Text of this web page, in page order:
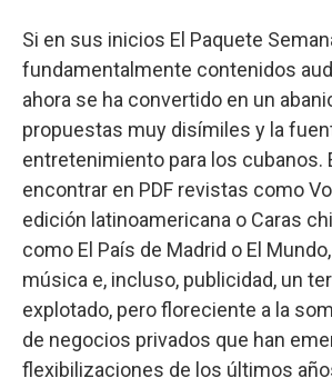
Si en sus inicios El Paquete
fundamentalmente contenidos
ahora se ha convertido en un
propuestas muy disímiles y la
entretenimiento para los cubanos.
encontrar en PDF revistas como
edición latinoamericana o Caras
como El País de Madrid o El
música e, incluso, publicidad, un
explotado, pero floreciente a la
de negocios privados que han
flexibilizaciones de los últimos